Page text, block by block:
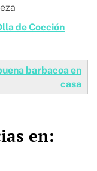
de Cocción
barbacoa en
casa
en: